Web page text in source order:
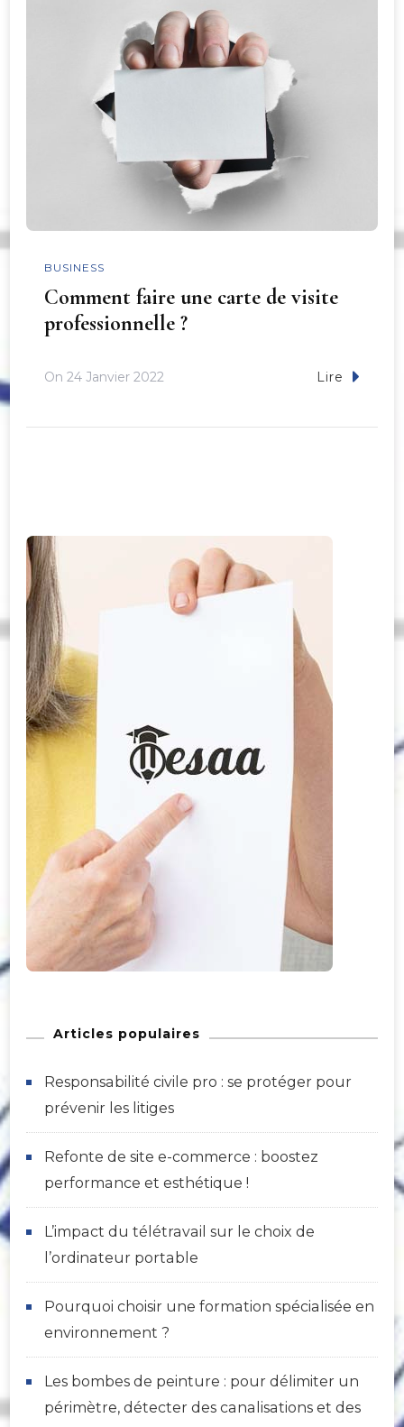
BUSINESS
Comment faire une carte de visite
professionnelle ?
On 24 Janvier 2022 Lire
Articles populaires
Responsabilité civile pro : se protéger pour
prévenir les litiges
Refonte de site e-commerce : boostez
performance et esthétique !
L’impact du télétravail sur le choix de
l’ordinateur portable
Pourquoi choisir une formation spécialisée en
environnement ?
Les bombes de peinture : pour délimiter un
périmètre, détecter des canalisations et des